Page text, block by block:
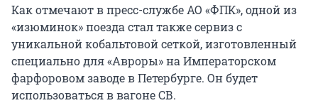
Как отмечают в пресс-службе АО «ФПК», одной из
«изюминок» поезда стал также сервиз с
уникальной кобальтовой сеткой, изготовленный
специально для «Авроры» на Императорском
фарфоровом заводе в Петербурге. Он будет
использоваться в вагоне СВ.